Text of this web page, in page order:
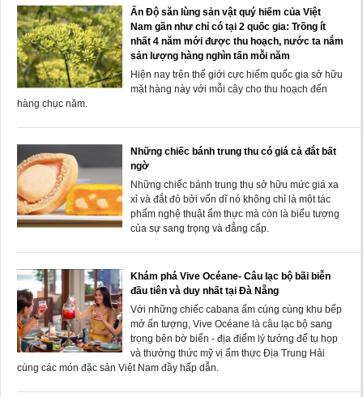
Ấn Độ săn lùng sản vật quý hiếm của Việt
Nam gần như chỉ có tại 2 quốc gia: Trồng ít
nhất 4 năm mới được thu hoạch, nước ta nắm
sản lượng hàng nghìn tấn mỗi năm
Hiện nay trên thế giới cực hiếm quốc gia sở hữu
mặt hàng này với mỗi cây cho thu hoạch đến
hàng chục năm.
Những chiếc bánh trung thu có giá cả đắt bất
ngờ
Những chiếc bánh trung thu sở hữu mức giá xa
xỉ và đắt đỏ bởi vốn dĩ nó không chỉ là một tác
phẩm nghệ thuật ẩm thực mà còn là biểu tượng
của sự sang trọng và đẳng cấp.
Khám phá Vive Océane- Câu lạc bộ bãi biễn
đầu tiên và duy nhất tại Đà Nẵng
Với những chiếc cabana ấm cúng cùng khu bếp
mở ấn tượng, Vive Océane là câu lạc bộ sang
trọng bên bờ biển - địa điểm lý tưởng để tụ họp
và thưởng thức mỹ vị ẩm thực Địa Trung Hải
cùng các món đặc sản Việt Nam đầy hấp dẫn.